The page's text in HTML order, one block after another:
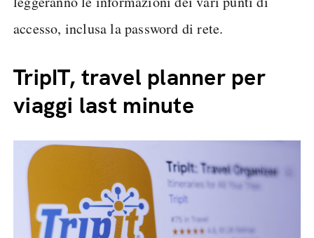
accesso, inclusa la password di rete.
TripIT, travel planner per
viaggi last minute